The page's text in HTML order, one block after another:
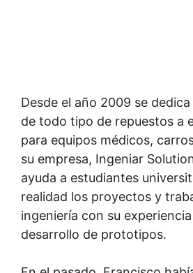
Desde el año 2009 se
de todo tipo de repuestos a
para equipos médicos,
su empresa, Ingeniar
ayuda a estudiantes
realidad los proyectos y
ingeniería con su
desarrollo de prototipos.